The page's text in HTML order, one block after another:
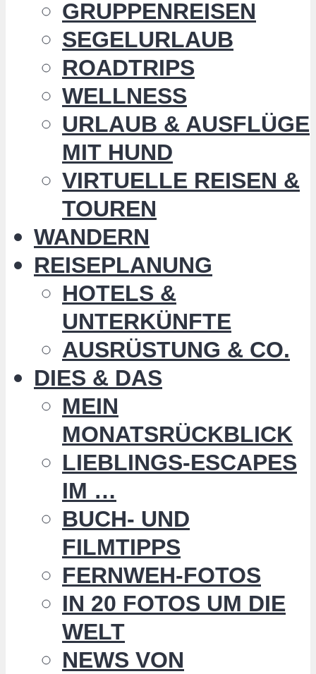
GRUPPENREISEN
SEGELURLAUB
ROADTRIPS
WELLNESS
URLAUB & AUSFLÜGE
MIT HUND
VIRTUELLE REISEN &
TOUREN
WANDERN
REISEPLANUNG
HOTELS &
UNTERKÜNFTE
AUSRÜSTUNG & CO.
DIES & DAS
MEIN
MONATSRÜCKBLICK
LIEBLINGS-ESCAPES
IM …
BUCH- UND
FILMTIPPS
FERNWEH-FOTOS
IN 20 FOTOS UM DIE
WELT
NEWS VON